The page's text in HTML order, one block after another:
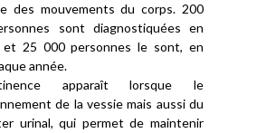
des mouvements du corps. 200
sont diagnostiquées en
et 25 000 personnes le sont, en
année.
apparaît lorsque le
de la vessie mais aussi du
urinal, qui permet de maintenir